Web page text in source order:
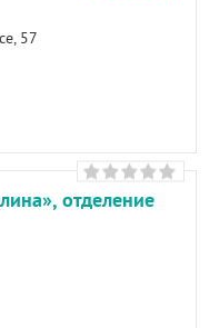
57
отделение